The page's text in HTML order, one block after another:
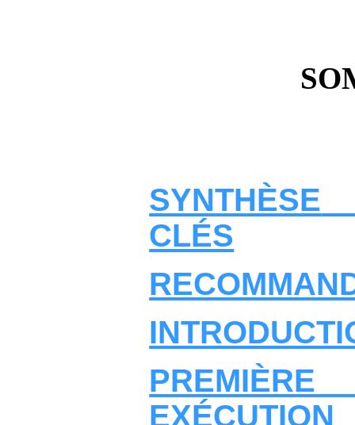
SYNTHÈSE
CLÉS
EXÉCUTION